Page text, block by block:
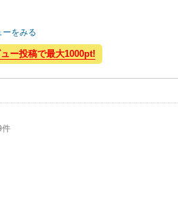
ーをみる
ー投稿で最大1000pt!
件